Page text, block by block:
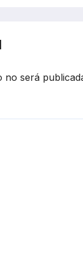
no será